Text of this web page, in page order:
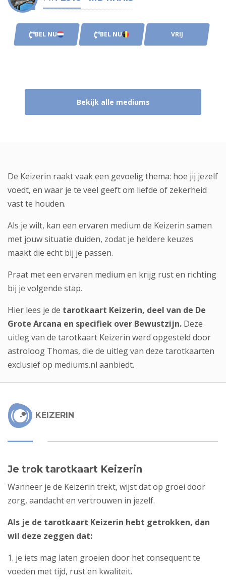
BEL NU BEL NU VRIJ
Bekijk alle mediums
De Keizerin raakt vaak een gevoelig thema: hoe jij jezelf
voedt, en waar je te veel geeft om liefde of zekerheid
vast te houden.
Als je wilt, kan een ervaren medium de Keizerin samen
met jouw situatie duiden, zodat je heldere keuzes
maakt die echt bij je passen.
Praat met een ervaren medium en krijg rust en richting
bij je volgende stap.
Hier lees je de tarotkaart Keizerin, deel van de De
Grote Arcana en specifiek over Bewustzijn. Deze
uitleg van de tarotkaart Keizerin werd opgesteld door
astroloog Thomas, die de uitleg van deze tarotkaarten
exclusief op mediums.nl aanbiedt.
KEIZERIN
Je trok tarotkaart Keizerin
Wanneer je de Keizerin trekt, wijst dat op groei door
zorg, aandacht en vertrouwen in jezelf.
Als je de tarotkaart Keizerin hebt getrokken, dan
wil deze zeggen dat:
1. je iets mag laten groeien door het consequent te
voeden met tijd, rust en kwaliteit.